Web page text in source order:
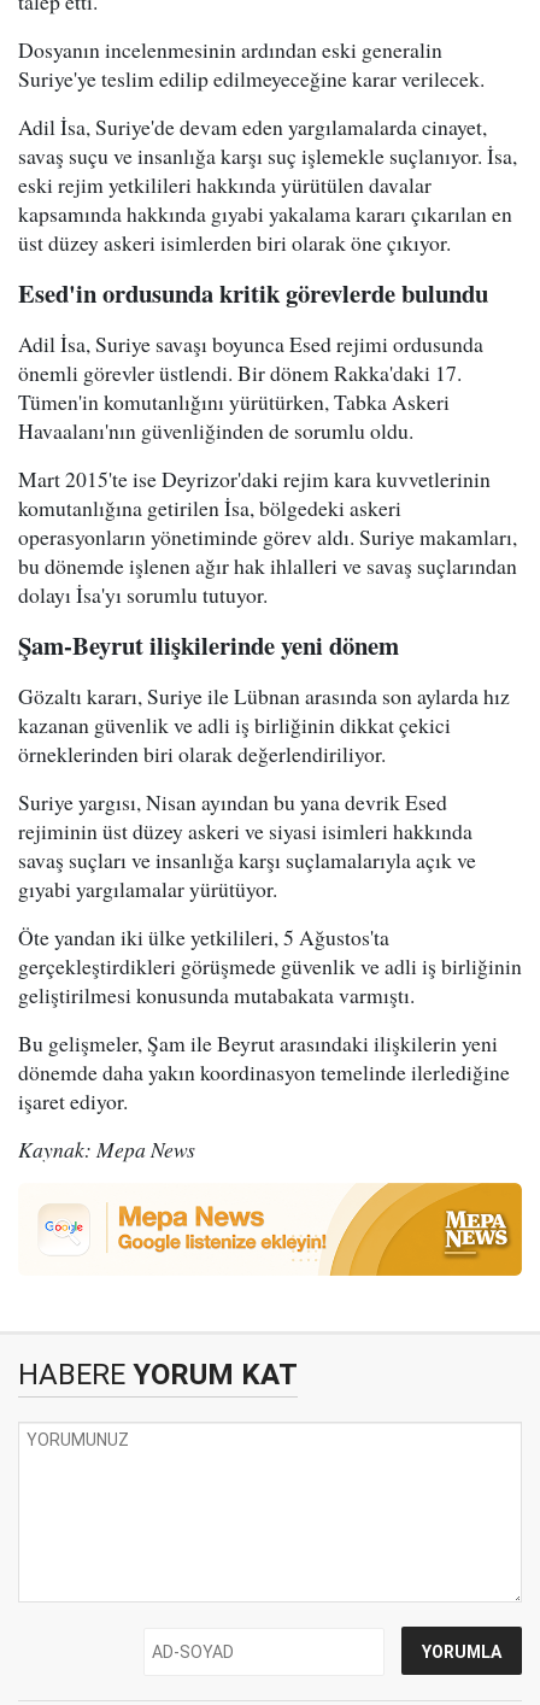
Dosyanın incelenmesinin ardından eski generalin
Suriye'ye teslim edilip edilmeyeceğine karar verilecek.
Adil İsa, Suriye'de devam eden yargılamalarda cinayet,
savaş suçu ve insanlığa karşı suç işlemekle suçlanıyor. İsa,
eski rejim yetkilileri hakkında yürütülen davalar
kapsamında hakkında gıyabi yakalama kararı çıkarılan en
üst düzey askeri isimlerden biri olarak öne çıkıyor.
Esed'in ordusunda kritik görevlerde bulundu
Adil İsa, Suriye savaşı boyunca Esed rejimi ordusunda
önemli görevler üstlendi. Bir dönem Rakka'daki 17.
Tümen'in komutanlığını yürütürken, Tabka Askeri
Havaalanı'nın güvenliğinden de sorumlu oldu.
Mart 2015'te ise Deyrizor'daki rejim kara kuvvetlerinin
komutanlığına getirilen İsa, bölgedeki askeri
operasyonların yönetiminde görev aldı. Suriye makamları,
bu dönemde işlenen ağır hak ihlalleri ve savaş suçlarından
dolayı İsa'yı sorumlu tutuyor.
Şam-Beyrut ilişkilerinde yeni dönem
Gözaltı kararı, Suriye ile Lübnan arasında son aylarda hız
kazanan güvenlik ve adli iş birliğinin dikkat çekici
örneklerinden biri olarak değerlendiriliyor.
Suriye yargısı, Nisan ayından bu yana devrik Esed
rejiminin üst düzey askeri ve siyasi isimleri hakkında
savaş suçları ve insanlığa karşı suçlamalarıyla açık ve
gıyabi yargılamalar yürütüyor.
Öte yandan iki ülke yetkilileri, 5 Ağustos'ta
gerçekleştirdikleri görüşmede güvenlik ve adli iş birliğinin
geliştirilmesi konusunda mutabakata varmıştı.
Bu gelişmeler, Şam ile Beyrut arasındaki ilişkilerin yeni
dönemde daha yakın koordinasyon temelinde ilerlediğine
işaret ediyor.
Kaynak: Mepa News
HABERE YORUM KAT